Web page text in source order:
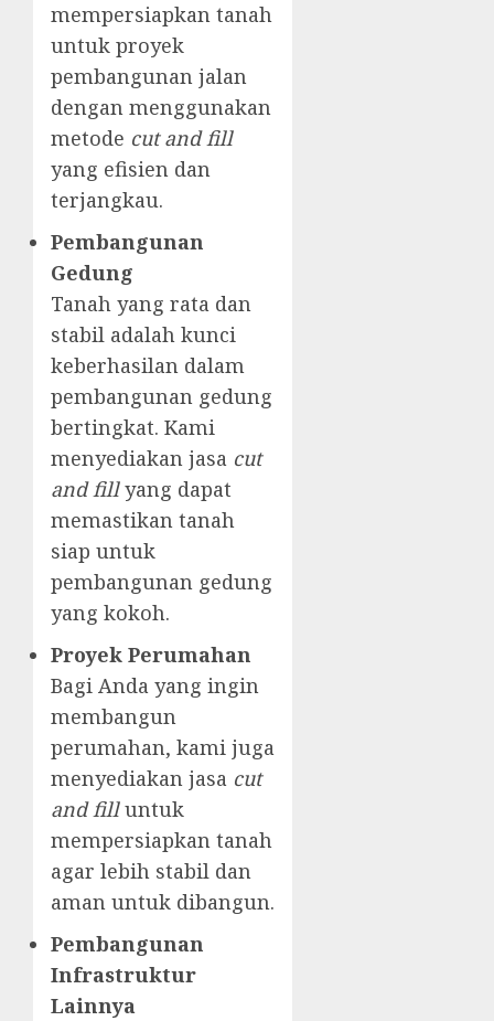
mempersiapkan tanah
untuk proyek
pembangunan jalan
dengan menggunakan
metode cut and fill
yang efisien dan
terjangkau.
Pembangunan
Gedung
Tanah yang rata dan
stabil adalah kunci
keberhasilan dalam
pembangunan gedung
bertingkat. Kami
menyediakan jasa cut
and fillyang dapat
memastikan tanah
siap untuk
pembangunan gedung
yang kokoh.
Proyek Perumahan
Bagi Anda yang ingin
membangun
perumahan, kami juga
menyediakan jasa cut
and filluntuk
mempersiapkan tanah
agar lebih stabil dan
aman untuk dibangun.
Pembangunan
Infrastruktur
Lainnya